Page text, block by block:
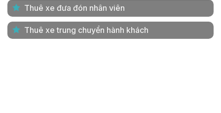
Thuê xe đưa đón nhân viên
Thuê xe trung chuyển hành khách